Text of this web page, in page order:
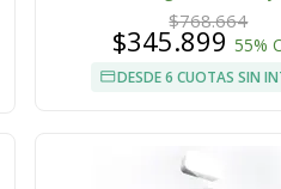
$768.664
$345.899 55%
DESDE 6 CUOTAS SIN